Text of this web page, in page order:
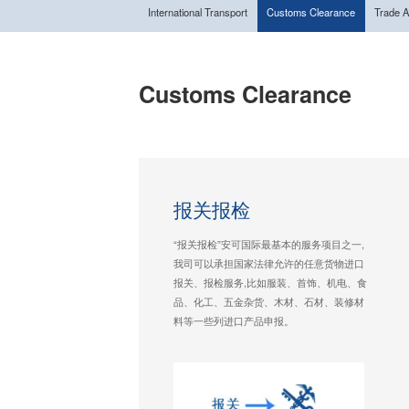
International Transport Customs Clearance Trade
Customs Clearance
报关报检
“报关报检”安可国际最基本的服务项目之一,
我司可以承担国家法律允许的任意货物进口
报关、报检服务,比如服装、首饰、机电、食
品、化工、五金杂货、木材、石材、装修材
料等一些列进口产品申报。